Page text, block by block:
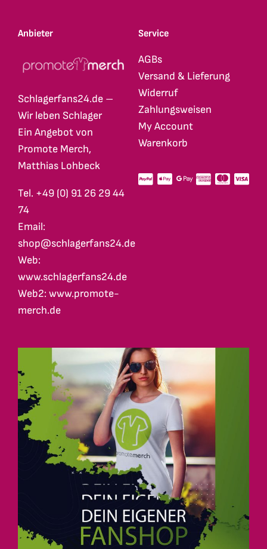
Anbieter
Schlagerfans24.de –
Wir leben Schlager
Ein Angebot von
Promote Merch,
Matthias Lohbeck
Tel. +49 (0) 91 26 29 44
74
Email:
shop@schlagerfans24.de
Web:
www.schlagerfans24.de
Web2: www.promote-
merch.de
Service
AGBs
Versand & Lieferung
Widerruf
Zahlungsweisen
My Account
Warenkorb